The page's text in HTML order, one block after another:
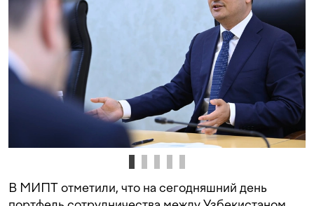
В МИПТ отметили, что на сегодняшний день